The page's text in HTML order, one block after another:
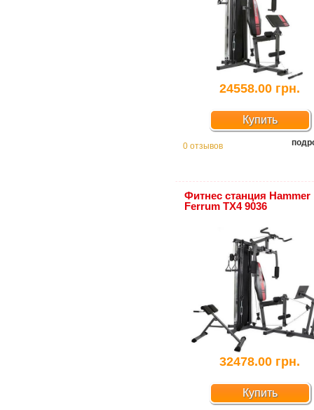
24558.00 грн.
Купить
0 отзывов
Фитнес станция Hammer
Ferrum TX4 9036
32478.00 грн.
Купить